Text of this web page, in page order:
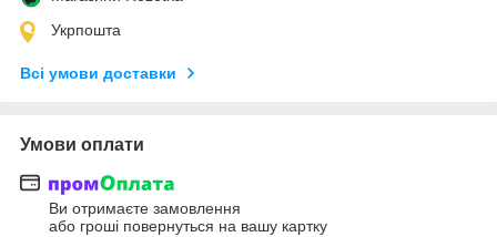
Укрпошта
Всі умови доставки
Умови оплати
Ви отримаєте замовлення
або гроші повернуться на вашу картку